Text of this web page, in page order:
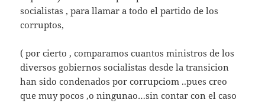
socialistas , para llamar a todo el partido de los
corruptos,
( por cierto , comparamos cuantos ministros de los
diversos gobiernos socialistas desde la transicion
han sido condenados por corrupciom ..pues creo
que muy pocos ,o ningunao…sin contar con el caso